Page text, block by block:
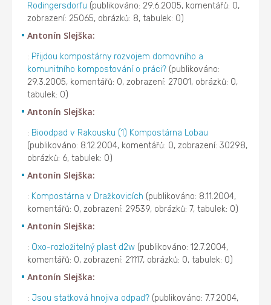
Rodingersdorfu (publikováno: 29.6.2005, komentářů: 0,
zobrazení: 25065, obrázků: 8, tabulek: 0)
Antonín Slejška:
: Přijdou kompostárny rozvojem domovního a
komunitního kompostování o práci? (publikováno:
29.3.2005, komentářů: 0, zobrazení: 27001, obrázků: 0,
tabulek: 0)
Antonín Slejška:
: Bioodpad v Rakousku (1) Kompostárna Lobau
(publikováno: 8.12.2004, komentářů: 0, zobrazení: 30298,
obrázků: 6, tabulek: 0)
Antonín Slejška:
: Kompostárna v Dražkovicích (publikováno: 8.11.2004,
komentářů: 0, zobrazení: 29539, obrázků: 7, tabulek: 0)
Antonín Slejška:
: Oxo-rozložitelný plast d2w (publikováno: 12.7.2004,
komentářů: 0, zobrazení: 21117, obrázků: 0, tabulek: 0)
Antonín Slejška:
: Jsou statková hnojiva odpad? (publikováno: 7.7.2004,